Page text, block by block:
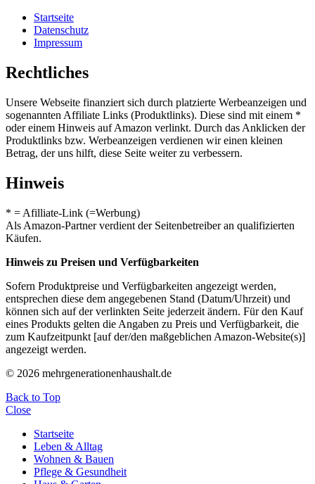
Startseite
Datenschutz
Impressum
Rechtliches
Unsere Webseite finanziert sich durch platzierte Werbeanzeigen und
sogenannten Affiliate Links (Produktlinks). Diese sind mit einem *
oder einem Hinweis auf Amazon verlinkt. Durch das Anklicken der
Produktlinks bzw. Werbeanzeigen verdienen wir einen kleinen
Betrag, der uns hilft, diese Seite weiter zu verbessern.
Hinweis
* = Afilliate-Link (=Werbung)
Als Amazon-Partner verdient der Seitenbetreiber an qualifizierten
Käufen.
Hinweis zu Preisen und Verfügbarkeiten
Sofern Produktpreise und Verfügbarkeiten angezeigt werden,
entsprechen diese dem angegebenen Stand (Datum/Uhrzeit) und
können sich auf der verlinkten Seite jederzeit ändern. Für den Kauf
eines Produkts gelten die Angaben zu Preis und Verfügbarkeit, die
zum Kaufzeitpunkt [auf der/den maßgeblichen Amazon-Website(s)]
angezeigt werden.
© 2026 mehrgenerationenhaushalt.de
Back to Top
Close
Startseite
Leben & Alltag
Wohnen & Bauen
Pflege & Gesundheit